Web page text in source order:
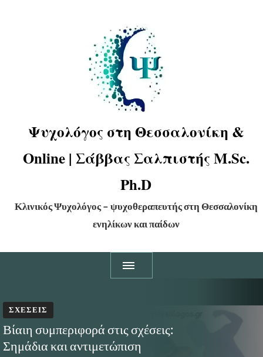
Ψυχολόγος στη Θεσσαλονίκη &
Online | Σάββας Σαλπιστής M.Sc.
Ph.D
Κλινικός Ψυχολόγος – ψυχοθεραπευτής στη Θεσσαλονίκη
ενηλίκων και παίδων
ΣΧΈΣΕΙΣ
Βίαιη συμπεριφορά στις σχέσεις:
Σημάδια και αντιμετώπιση